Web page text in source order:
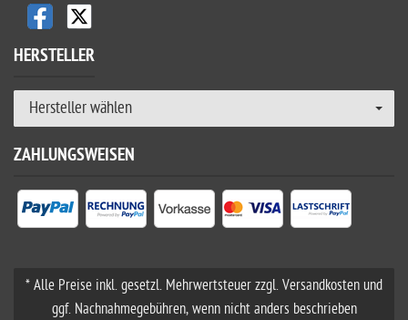
HERSTELLER
Hersteller wählen
ZAHLUNGSWEISEN
* Alle Preise inkl. gesetzl. Mehrwertsteuer zzgl. Versandkosten und
ggf. Nachnahmegebühren, wenn nicht anders beschrieben